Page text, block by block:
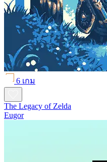
6 เกม
The Legacy of Zelda
Eugor